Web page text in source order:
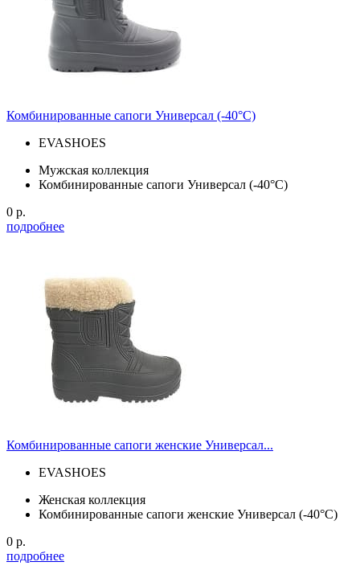
Комбинированные сапоги Универсал (-40°С)
EVASHOES
Мужская коллекция
Комбинированные сапоги Универсал (-40°С)
0 р.
подробнее
Комбинированные сапоги женские Универсал...
EVASHOES
Женская коллекция
Комбинированные сапоги женские Универсал (-40°С)
0 р.
подробнее